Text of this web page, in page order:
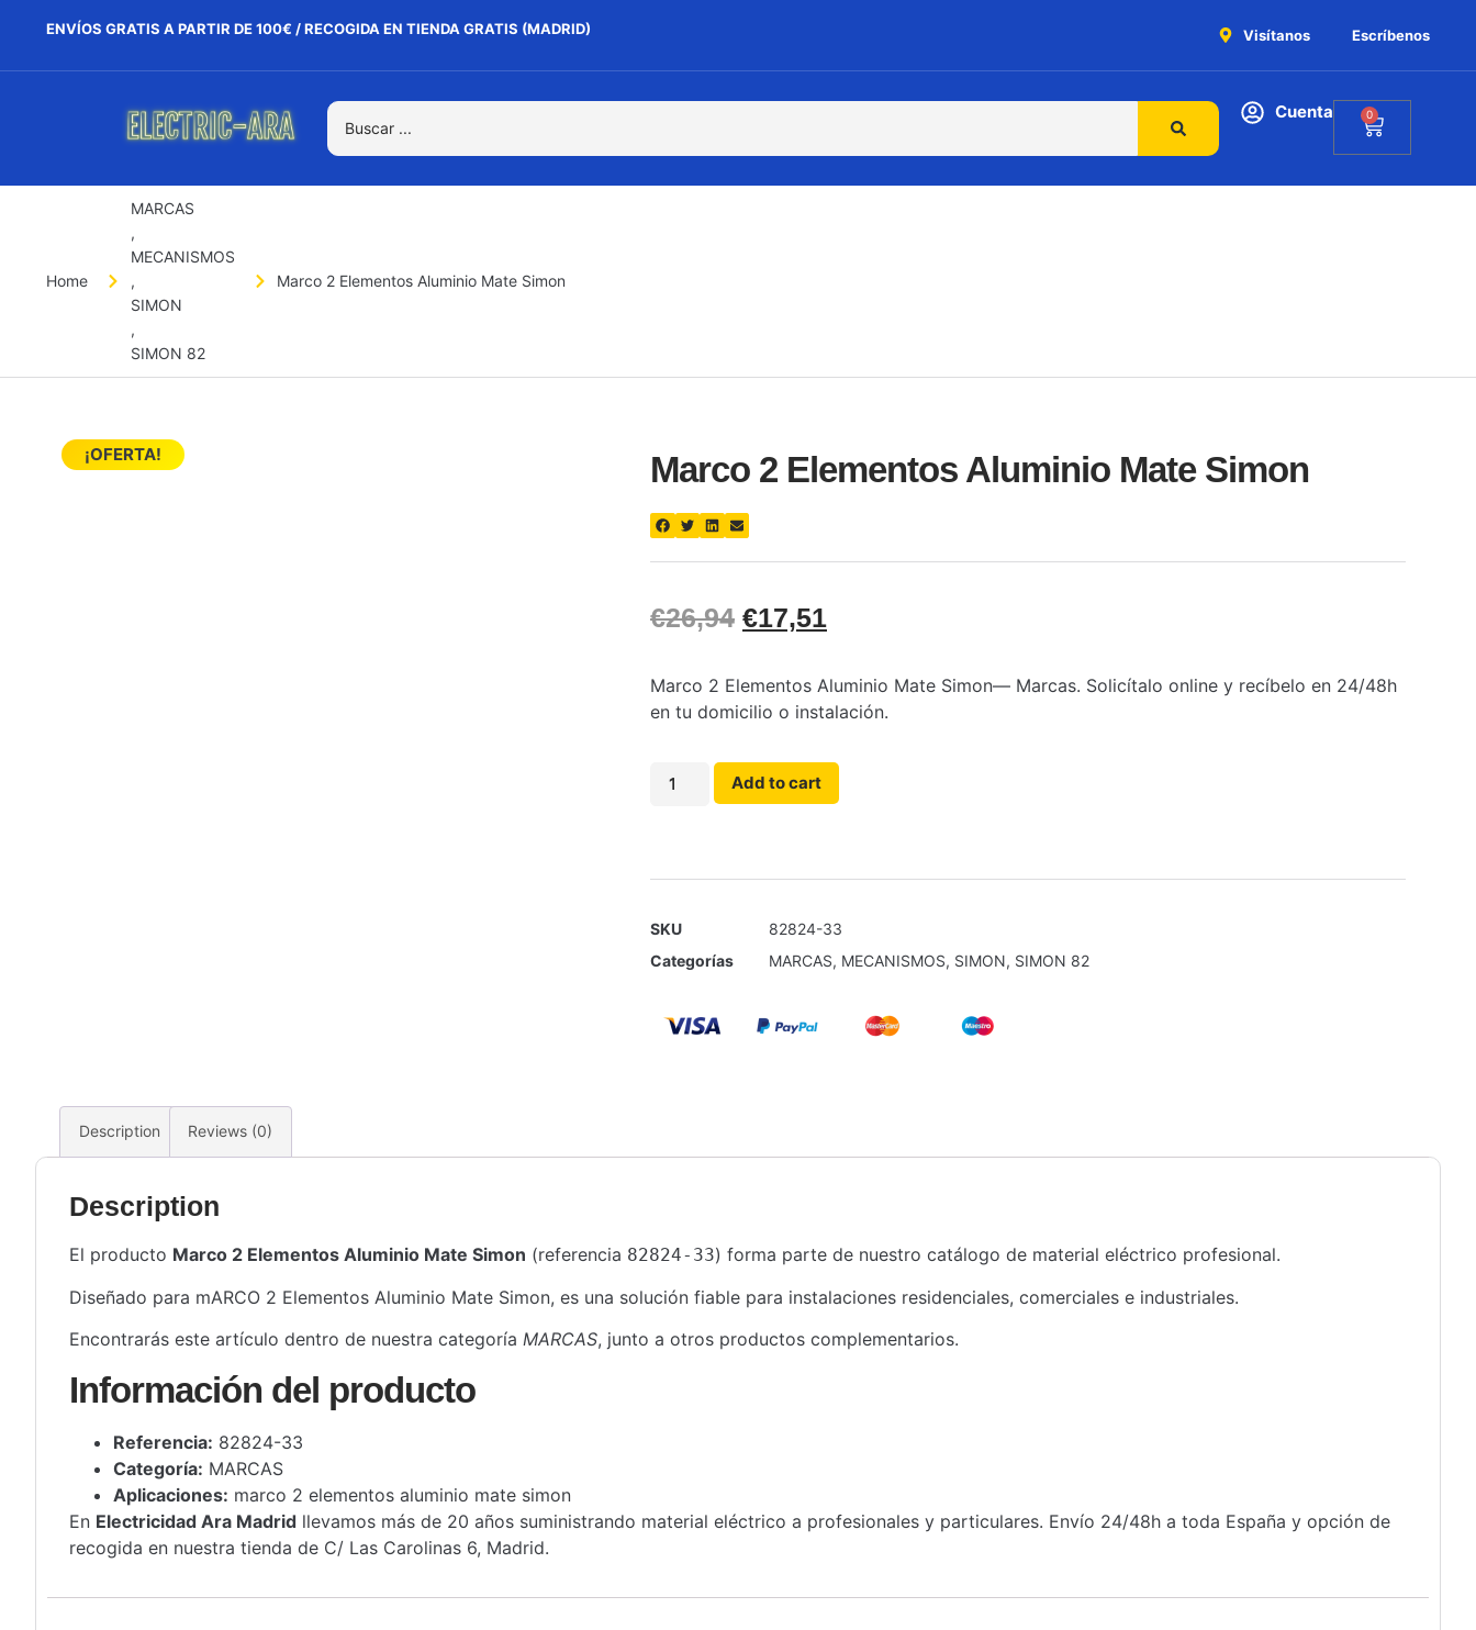
ENVÍOS GRATIS A PARTIR DE 100€ / RECOGIDA EN TIENDA GRATIS (MADRID) Visítanos Escríbenos
Cuenta 0
Home
MARCAS
,
MECANISMOS
,
SIMON
,
SIMON 82
Marco 2 Elementos Aluminio Mate Simon
¡OFERTA! Marco 2 Elementos Aluminio Mate Simon
€26,94 €17,51
Marco 2 Elementos Aluminio Mate Simon— Marcas. Solicítalo online y recíbelo en 24/48h
en tu domicilio o instalación.
Add to cart
SKU
82824-33
Categorías
MARCAS, MECANISMOS, SIMON, SIMON 82
Description Reviews (0)
Description
El producto Marco 2 Elementos Aluminio Mate Simon (referencia 82824-33) forma parte de nuestro catálogo de material eléctrico profesional.
Diseñado para mARCO 2 Elementos Aluminio Mate Simon, es una solución fiable para instalaciones residenciales, comerciales e industriales.
Encontrarás este artículo dentro de nuestra categoría MARCAS, junto a otros productos complementarios.
Información del producto
Referencia: 82824-33
Categoría: MARCAS
Aplicaciones: marco 2 elementos aluminio mate simon
En Electricidad Ara Madrid llevamos más de 20 años suministrando material eléctrico a profesionales y particulares. Envío 24/48h a toda España y opción de
recogida en nuestra tienda de C/ Las Carolinas 6, Madrid.